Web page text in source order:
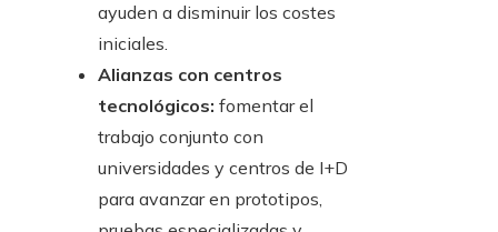
ayuden a disminuir los costes
iniciales.
Alianzas con centros
tecnológicos: fomentar el
trabajo conjunto con
universidades y centros de I+D
para avanzar en prototipos,